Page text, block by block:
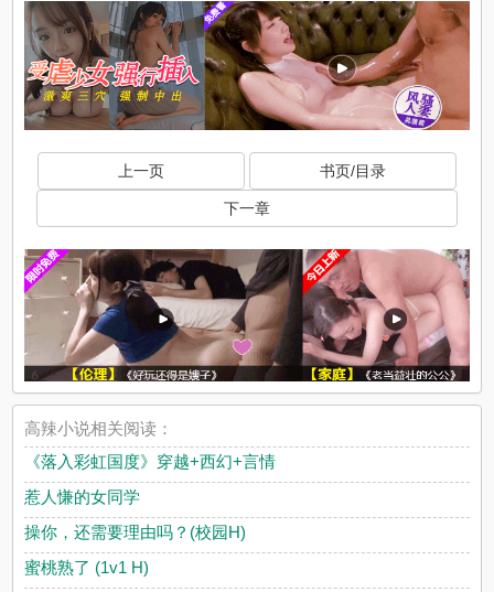
上一页 书页/目录
下一章
高辣小说相关阅读：
《落入彩虹国度》穿越+西幻+言情
惹人慊的女同学
操你，还需要理由吗？(校园H)
蜜桃熟了 (1v1 H)